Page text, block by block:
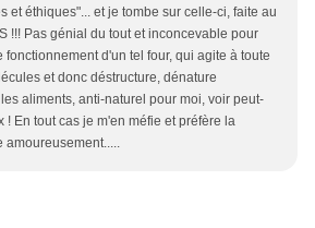
et éthiques"... et je tombe sur celle-ci, faite au
!!! Pas génial du tout et inconcevable pour
fonctionnement d'un tel four, qui agite à toute
et donc déstructure, dénature
aliments, anti-naturel pour moi, voir peut-
! En tout cas je m'en méfie et préfère la
amoureusement.....